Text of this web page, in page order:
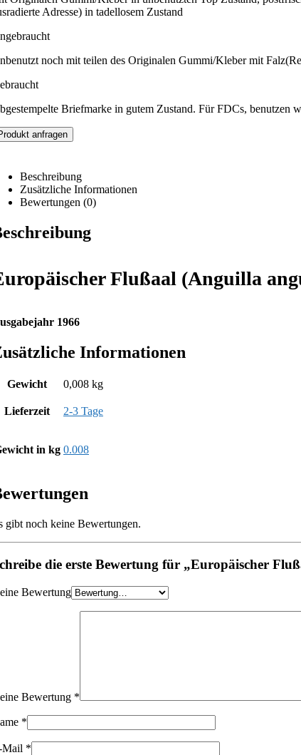
Adresse) in tadellosem Zustand
noch mit teilen des Originalen Gummi/Kleber mit
Briefmarke in gutem Zustand. Für FDCs, benutzen
anfragen
Beschreibung
Zusätzliche Informationen
Bewertungen (0)
Flußaal (Anguilla
1966
Informationen
Gewicht 0,008 kg
Lieferzeit 2-3 Tage
in kg 0.008
gibt noch keine Bewertungen.
die erste Bewertung für „Europäischer
Bewertung
Bewertung *
*
Mail *